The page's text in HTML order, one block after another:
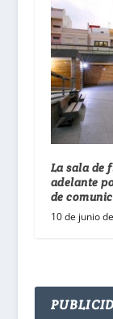
La sala de
adelante
de
10 de junio